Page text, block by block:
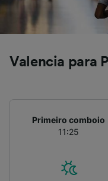
Valencia para
Primeiro comboio
11:25
Publicidade e
medição de
de público e
Lista de